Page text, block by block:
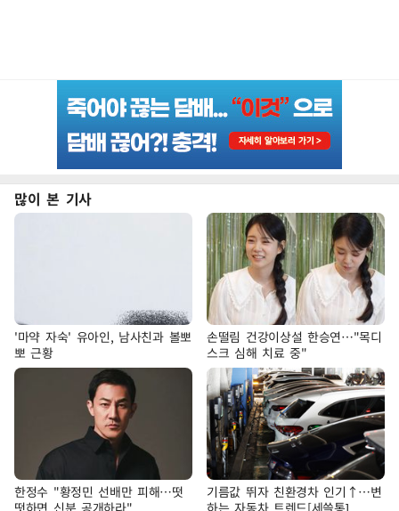
많이 본 기사
'마약 자숙' 유아인, 남사친과 볼뽀
뽀 근황
손떨림 건강이상설 한승연…"목디
스크 심해 치료 중"
한정수 "황정민 선배만 피해…떳
떳하면 신분 공개하라"
기름값 뛰자 친환경차 인기↑…변
하는 자동차 트렌드[세쓸통]